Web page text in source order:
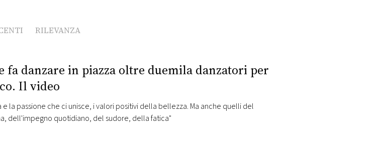
RILEVANZA
fa danzare in piazza oltre duemila danzatori per
Il video
la passione che ci unisce, i valori positivi della bellezza. Ma anche quelli del
dell'impegno quotidiano, del sudore, della fatica"